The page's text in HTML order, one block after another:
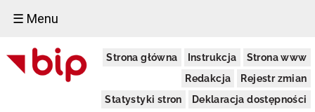
☰ Menu
Strona główna Instrukcja
Strona www
Redakcja
Rejestr zmian
Statystyki stron
Deklaracja dostępności
Informacja
o
podmiocie